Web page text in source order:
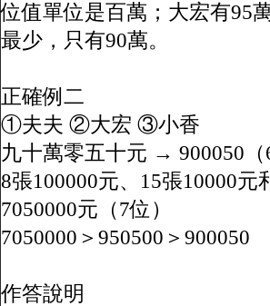
位值單位是百萬；大宏有95
最少，只有90萬。
正確例二
①夫夫 ②大宏 ③小香
九十萬零五十元 → 900050（
8張100000元、15張10000
7050000元（7位）
7050000＞950500＞900050
作答說明